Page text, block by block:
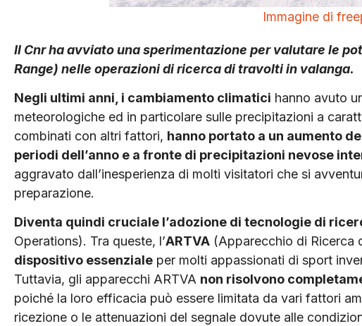
Immagine di
Il Cnr ha avviato una sperimentazione per valutare le
Range) nelle operazioni di ricerca di travolti in valanga.
Negli ultimi anni, i cambiamento climatici hanno avuto
meteorologiche ed in particolare sulle precipitazioni a
combinati con altri fattori, hanno portato a un aumento
periodi dell’anno e a fronte di precipitazioni nevose
aggravato dall’inesperienza di molti visitatori che si
preparazione.
Diventa quindi cruciale l’adozione di tecnologie di
Operations). Tra queste, l’ARTVA (Apparecchio di Ricerca
dispositivo essenziale per molti appassionati di sport
Tuttavia, gli apparecchi ARTVA non risolvono
poiché la loro efficacia può essere limitata da vari fattori
ricezione o le attenuazioni del segnale dovute alle